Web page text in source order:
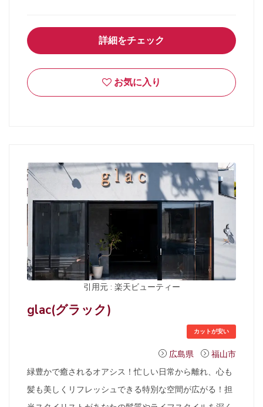
詳細をチェック
お気に入り
引用元 : 楽天ビューティー
glac(グラック)
カットが安い
広島県
福山市
緑豊かで癒されるオアシス！忙しい日常から離れ、心も
髪も美しくリフレッシュできる特別な空間が広がる！担